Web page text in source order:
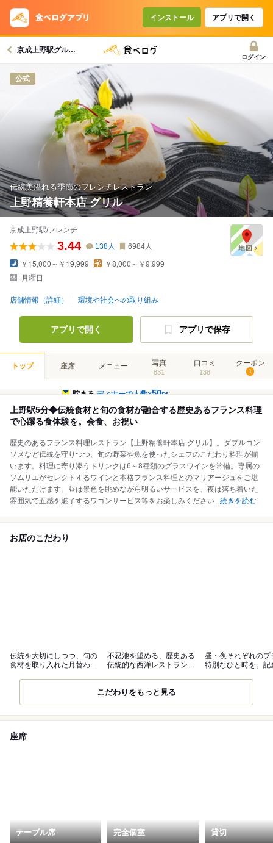
インストール アプリで開く
京成上野駅グルメへ
ログイン
公式
伝統美溢れる季節のフレンチレストラン
上野精養軒本店 グリル
京成上野駅/フレンチ
3.44 138人 6984人
￥15,000～￥19,999
￥8,000～￥9,999
月曜日
店舗情報（詳細） 環境や社会への取り組み
アプリで開く アプリで保存
トップ 座席 メニュー 写真
831
口コミ
138
クーポン
1
貯まるディナーで人数×50pt
上野駅5分◆伝統食材と旬の食材が融合する歴史あるフランス料理
で心躍る食体験を。会食、お祝い
歴史のあるフランス料理レストラン【上野精養軒本店 グリル】。ダブルコン
ソメなど伝統を守りつつ、旬の野菜や魚を使ったシェフのこだわり料理が揃
います。料理に寄り添うドリンクは6～8種類のグラスワインを常備。専属の
ソムリエがセレクトするワインと本格フランス料理とのマリアージュをご堪
能いただけます。昼は景色を眺めながら明るいサービスを、夜は落ち着いた
雰囲気で五感を魅了するワゴンサービス等をお楽しみください...続きを読む
お店のこだわり
伝統を大切にしつつ、旬の
食材を取り入れた月替わり
不忍池を望める、歴史ある
伝統的な西洋レストラン。
昼・夜それぞれのプ
特別なひと時を。記
こだわりをもっと見る
座席
テーブル席 完全個室 貸切
コースで使えるクーポン
戻る
クーポンを利用せず予約する